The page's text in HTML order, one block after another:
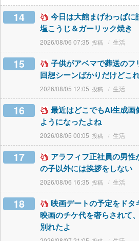
14
今日は大館まげわっぱ
塩こうじ＆ガーリック焼き
2026/08/06 07:35 生活
15
子供がアベマで葬送のフ
回想シーンばかりだけどこ
2026/08/05 12:05 生活
16
最近はどこでもAI生成画
ようになったよね
2026/08/05 00:05 生活
17
アラフィフ正社員の男
の子以外には挨拶をしない
2026/08/06 16:35 生活
18
映画デートの予定をド
映画のチケ代を奢らされて
別れたよ